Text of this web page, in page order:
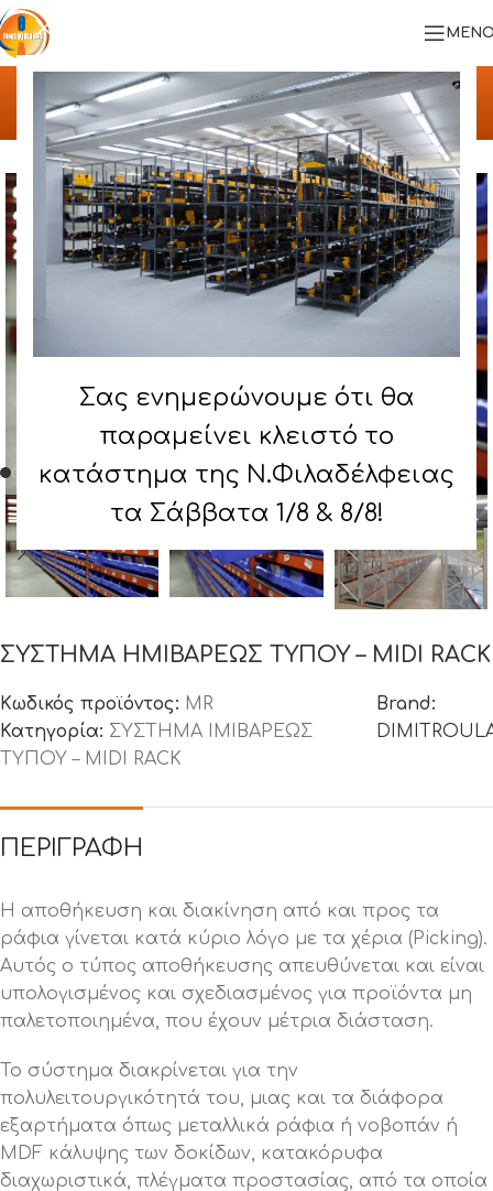
Σας ενημερώνουμε ότι θα
παραμείνει κλειστό το
κατάστημα της Ν.Φιλαδέλφειας
τα Σάββατα 1/8 & 8/8!
Αρχική σελίδα/ΠΡΟΪΟΝΤΑ/
ΣΥΣΤΗΜΑ ΙΜΙΒΑΡΕΩΣ ΤΥΠΟΥ – MIDI RACK
ΣΥΣΤΗΜΑ ΗΜΙΒΑΡΕΩΣ ΤΥΠΟΥ – MIDI RACK
Κωδικός προϊόντος: MR
Κατηγορία: ΣΥΣΤΗΜΑ ΙΜΙΒΑΡΕΩΣ
ΤΥΠΟΥ – MIDI RACK
Brand:
ΠΕΡΙΓΡΑΦΉ
Η αποθήκευση και διακίνηση από και προς τα
ράφια γίνεται κατά κύριο λόγο με τα χέρια (Picking).
Αυτός ο τύπος αποθήκευσης απευθύνεται και είναι
υπολογισμένος και σχεδιασμένος για προϊόντα μη
παλετοποιημένα, που έχουν μέτρια διάσταση.
Το σύστημα διακρίνεται για την
πολυλειτουργικότητά του, μιας και τα διάφορα
εξαρτήματα όπως μεταλλικά ράφια ή νοβοπάν ή
MDF κάλυψης των δοκίδων, κατακόρυφα
διαχωριστικά, πλέγματα προστασίας, από τα οποία